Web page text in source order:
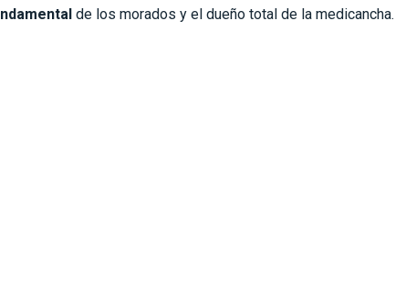
de los morados y el dueño total de la medicancha.